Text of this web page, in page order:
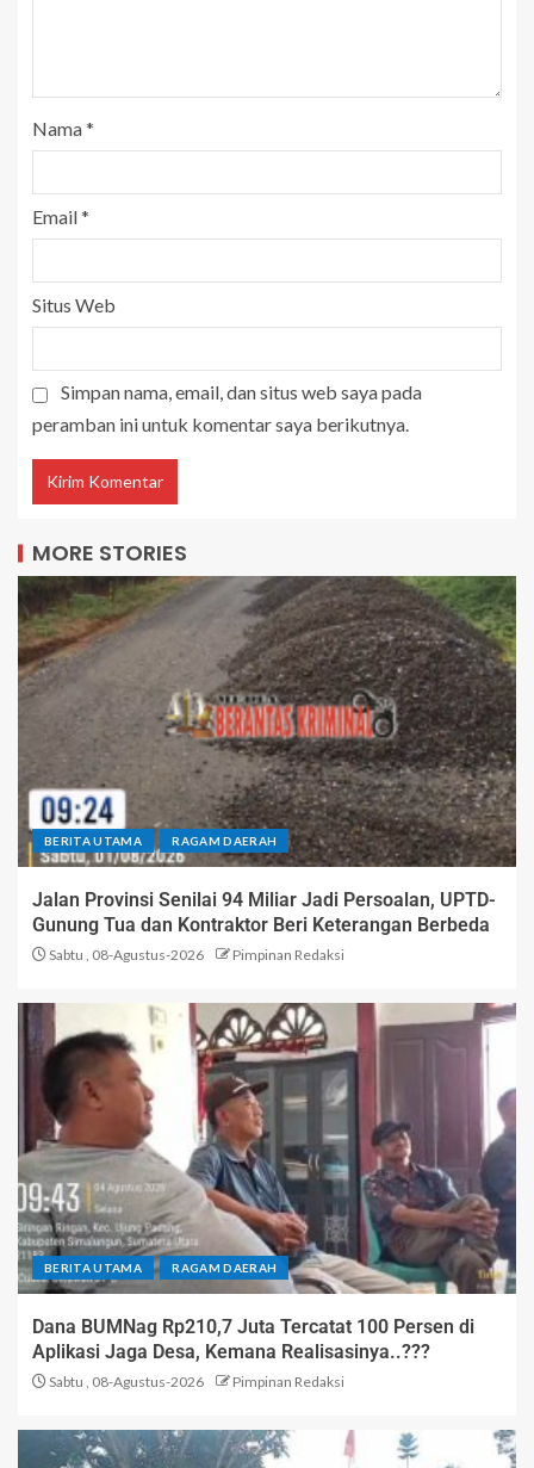
Nama*
Email*
Situs Web
Simpan nama, email, dan situs web saya pada
peramban ini untuk komentar saya berikutnya.
MORE STORIES
BERITA UTAMA RAGAM DAERAH
Jalan Provinsi Senilai 94 Miliar Jadi Persoalan, UPTD-
Gunung Tua dan Kontraktor Beri Keterangan Berbeda
Sabtu , 08-Agustus-2026 Pimpinan Redaksi
BERITA UTAMA RAGAM DAERAH
Dana BUMNag Rp210,7 Juta Tercatat 100 Persen di
Aplikasi Jaga Desa, Kemana Realisasinya..???
Sabtu , 08-Agustus-2026 Pimpinan Redaksi